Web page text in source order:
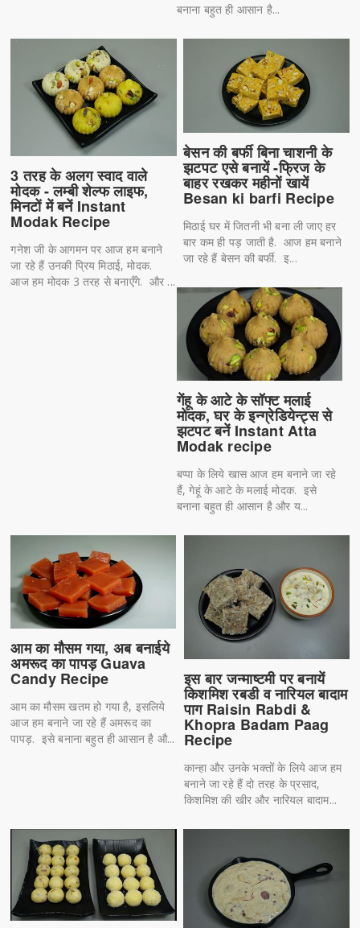
बनाना बहुत ही आसान है...
बेसन की बर्फी बिना चाशनी के
झटपट एसे बनायें -फ्रिज के
बाहर रखकर महीनों खायें
Besan ki barfi Recipe
मिठाई घर में जितनी भी बना ली जाए हर
बार कम ही पड़ जाती है. आज हम बनाने
जा रहे हैं बेसन की बर्फी. इ...
3 तरह के अलग स्वाद वाले
मोदक - लम्बी शेल्फ लाइफ,
मिनटों में बनें Instant
Modak Recipe
गनेश जी के आगमन पर आज हम बनाने
जा रहे हैं उनकी प्रिय मिठाई, मोदक.
आज हम मोदक 3 तरह से बनाएँगे. और ...
गेंहू के आटे के सॉफ्ट मलाई
मोदक, घर के इन्ग्रेडियेन्ट्स से
झटपट बनें Instant Atta
Modak recipe
बप्पा के लिये खास आज हम बनाने जा रहे
हैं, गेहूं के आटे के मलाई मोदक. इसे
बनाना बहुत ही आसान है और य...
आम का मौसम गया, अब बनाईये
अमरूद का पापड़ Guava
Candy Recipe
आम का मौसम खतम हो गया है, इसलिये
आज हम बनाने जा रहे हैं अमरूद का
पापड़. इसे बनाना बहुत ही आसान है औ...
इस बार जन्माष्टमी पर बनायें
किशमिश रबडी व नारियल बादाम
पाग Raisin Rabdi &
Khopra Badam Paag
Recipe
कान्हा और उनके भक्तों के लिये आज हम
बनाने जा रहे हैं दो तरह के प्रसाद,
किशमिश की खीर और नारियल बादाम...